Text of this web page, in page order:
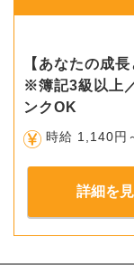
【あなたの成
※簿記3級以上
ンクOK
時給 1,140円
詳細を